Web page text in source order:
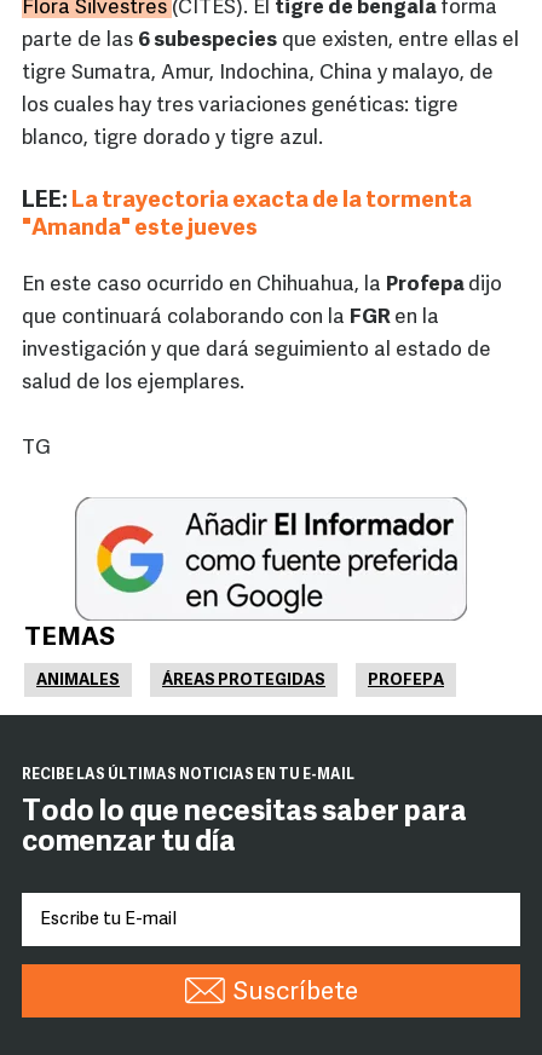
Flora Silvestres (CITES). El tigre de bengala forma
parte de las 6 subespecies que existen, entre ellas el
tigre Sumatra, Amur, Indochina, China y malayo, de
los cuales hay tres variaciones genéticas: tigre
blanco, tigre dorado y tigre azul.
LEE: La trayectoria exacta de la tormenta
"Amanda" este jueves
En este caso ocurrido en Chihuahua, la Profepa dijo
que continuará colaborando con la FGR en la
investigación y que dará seguimiento al estado de
salud de los ejemplares.
TG
TEMAS
ANIMALES ÁREAS PROTEGIDAS PROFEPA
RECIBE LAS ÚLTIMAS NOTICIAS EN TU E-MAIL
Todo lo que necesitas saber para
comenzar tu día
Suscríbete